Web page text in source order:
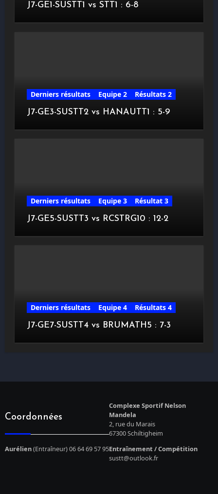
J7-GE1-SUSTT1 vs STT1 : 6-8
Derniers résultats Equipe 2
Résultats 2
J7-GE3-SUSTT2 vs HANAUTT1 : 5-9
Derniers résultats Equipe 3
Résultat 3
J7-GE5-SUSTT3 vs RCSTRG10 : 12-2
Derniers résultats Equipe 4
Résultats 4
J7-GE7-SUSTT4 vs BRUMATH5 : 7-3
Coordonnées
Complexe Sportif Nelson
Mandela
2, rue du Marais
67300 Schiltigheim
Aurélien(Entraîneur) 06 64 69 57 95Entraînement / Compétition
sustt@outlook.fr